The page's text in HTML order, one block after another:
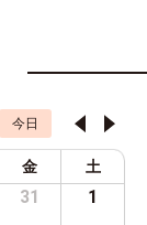
今日
金 土
31 1